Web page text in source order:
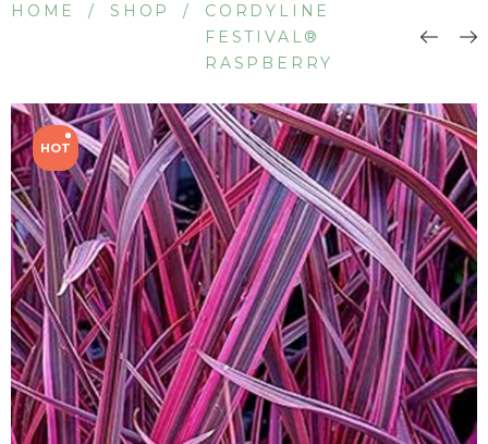
HOME / SHOP /
CORDYLINE
FESTIVAL®
RASPBERRY
HOT